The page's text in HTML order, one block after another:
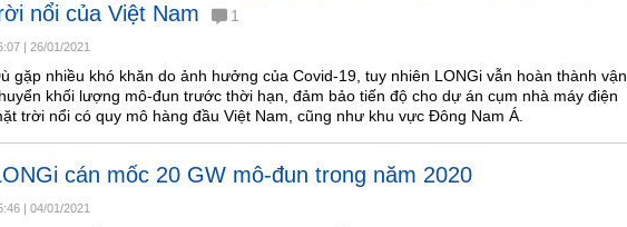
nổi của Việt Nam
1
| 26/01/2021
gặp nhiều khó khăn do ảnh hưởng của Covid-19, tuy nhiên LONGi vẫn hoàn thành vận
khối lượng mô-đun trước thời hạn, đảm bảo tiến độ cho dự án cụm nhà máy điện
trời nổi có quy mô hàng đầu Việt Nam, cũng như khu vực Đông Nam Á.
cán mốc 20 GW mô-đun trong năm 2020
| 04/01/2021